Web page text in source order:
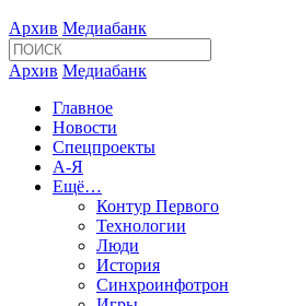
Архив Медиабанк
Архив Медиабанк
Главное
Новости
Спецпроекты
А-Я
Ещё…
Контур Первого
Технологии
Люди
История
Синхроинфотрон